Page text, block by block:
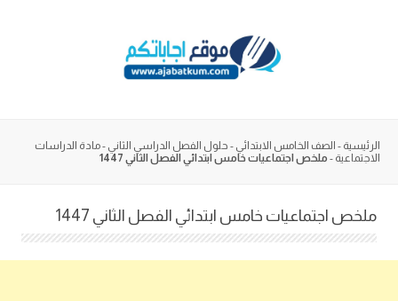
الرئيسية - الصف الخامس الابتدائي - حلول الفصل الدراسي الثاني -مادة الدراسات
الاجتماعية - ملخص اجتماعيات خامس ابتدائي الفصل الثاني 1447
ملخص اجتماعيات خامس ابتدائي الفصل الثاني 1447